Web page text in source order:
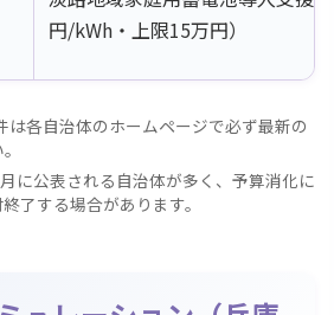
円/kWh・上限15万円）
は各自治体のホームページで必ず最新の
に公表される自治体が多く、予算消化に
了する場合があります。